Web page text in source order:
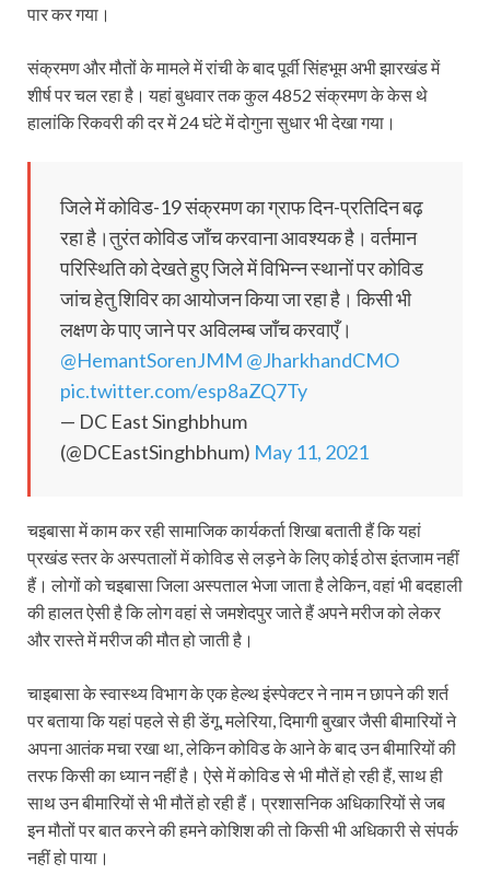
पार कर गया।
संक्रमण और मौतों के मामले में रांची के बाद पूर्वी सिंहभूम अभी झारखंड में
शीर्ष पर चल रहा है। यहां बुधवार तक कुल 4852 संक्रमण के केस थे
हालांकि रिकवरी की दर में 24 घंटे में दोगुना सुधार भी देखा गया।
जिले में कोविड-19 संक्रमण का ग्राफ दिन-प्रतिदिन बढ़
रहा है।तुरंत कोविड जाँच करवाना आवश्यक है। वर्तमान
परिस्थिति को देखते हुए जिले में विभिन्न स्थानों पर कोविड
जांच हेतु शिविर का आयोजन किया जा रहा है। किसी भी
लक्षण के पाए जाने पर अविलम्ब जाँच करवाएँ।
@HemantSorenJMM @JharkhandCMO
pic.twitter.com/esp8aZQ7Ty
— DC East Singhbhum
(@DCEastSinghbhum) May 11, 2021
चइबासा में काम कर रही सामाजिक कार्यकर्ता शिखा बताती हैं कि यहां
प्रखंड स्तर के अस्पतालों में कोविड से लड़ने के लिए कोई ठोस इंतजाम नहीं
हैं। लोगों को चइबासा जिला अस्पताल भेजा जाता है लेकिन, वहां भी बदहाली
की हालत ऐसी है कि लोग वहां से जमशेदपुर जाते हैं अपने मरीज को लेकर
और रास्‍ते में मरीज की मौत हो जाती है।
चाइबासा के स्वास्थ्य विभाग के एक हेल्थ इंस्पेक्टर ने नाम न छापने की शर्त
पर बताया कि यहां पहले से ही डेंगू, मलेरिया, दिमागी बुखार जैसी बीमारियों ने
अपना आतंक मचा रखा था, लेकिन कोविड के आने के बाद उन बीमारियों की
तरफ किसी का ध्यान नहीं है। ऐसे में कोविड से भी मौतें हो रही हैं, साथ ही
साथ उन बीमारियों से भी मौतें हो रही हैं। प्रशासनिक अधिकारियों से जब
इन मौतों पर बात करने की हमने कोशिश की तो किसी भी अधिकारी से संपर्क
नहीं हो पाया।